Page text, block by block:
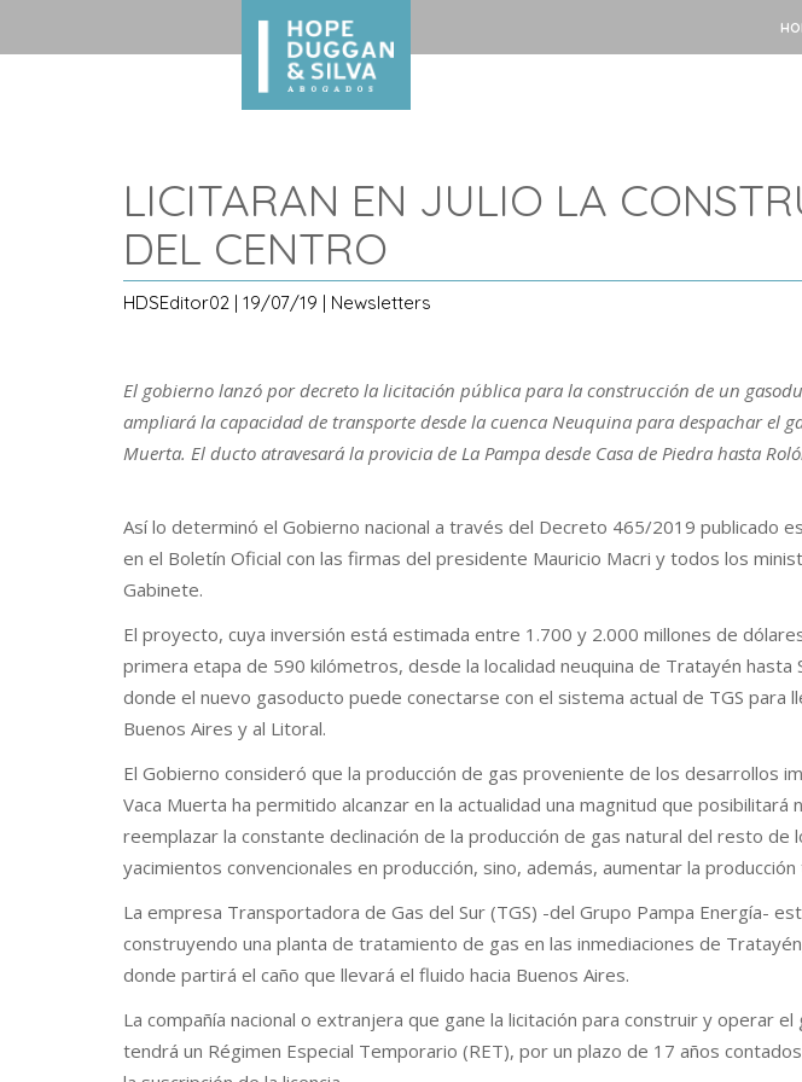
LICITARAN EN JULIO LA
DEL CENTRO
HDSEditor02 | 19/07/19 | Newsletters
El gobierno lanzó por decreto la licitación pública para la construcción de un
ampliará la capacidad de transporte desde la cuenca Neuquina para despachar el
Muerta. El ducto atravesará la provicia de La Pampa desde Casa de Piedra hasta
Así lo determinó el Gobierno nacional a través del Decreto 465/2019 publicado
en el Boletín Oficial con las firmas del presidente Mauricio Macri y todos los
Gabinete.
El proyecto, cuya inversión está estimada entre 1.700 y 2.000 millones de
primera etapa de 590 kilómetros, desde la localidad neuquina de Tratayén hasta
donde el nuevo gasoducto puede conectarse con el sistema actual de TGS para
Buenos Aires y al Litoral.
El Gobierno consideró que la producción de gas proveniente de los desarrollos
Vaca Muerta ha permitido alcanzar en la actualidad una magnitud que posibilitará
reemplazar la constante declinación de la producción de gas natural del resto de
yacimientos convencionales en producción, sino, además, aumentar la producción
La empresa Transportadora de Gas del Sur (TGS) -del Grupo Pampa Energía-
construyendo una planta de tratamiento de gas en las inmediaciones de
donde partirá el caño que llevará el fluido hacia Buenos Aires.
La compañía nacional o extranjera que gane la licitación para construir y operar el
tendrá un Régimen Especial Temporario (RET), por un plazo de 17 años